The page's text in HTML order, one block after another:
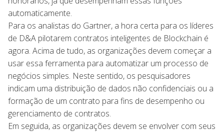
automaticamente.
Para os analistas do Gartner, a hora certa para os líderes
de D&A pilotarem contratos inteligentes de Blockchain é
agora. Acima de tudo, as organizações devem começar a
usar essa ferramenta para automatizar um processo de
negócios simples. Neste sentido, os pesquisadores
indicam uma distribuição de dados não confidenciais ou a
formação de um contrato para fins de desempenho ou
gerenciamento de contratos.
Em seguida, as organizações devem se envolver com seus